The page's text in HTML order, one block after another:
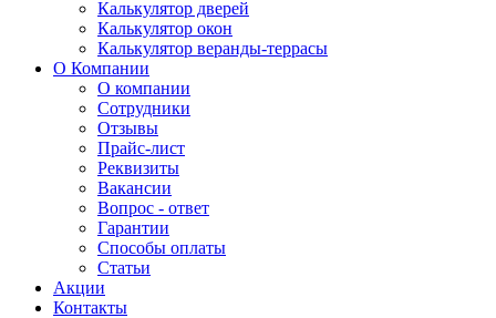
Калькулятор дверей
Калькулятор окон
Калькулятор веранды-террасы
О Компании
О компании
Сотрудники
Отзывы
Прайс-лист
Реквизиты
Вакансии
Вопрос - ответ
Гарантии
Способы оплаты
Статьи
Акции
Контакты